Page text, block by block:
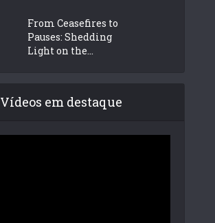
From Ceasefires to
Pauses: Shedding
Light on the...
Vídeos em destaque